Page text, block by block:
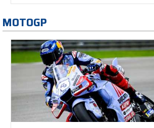
MOTOGP